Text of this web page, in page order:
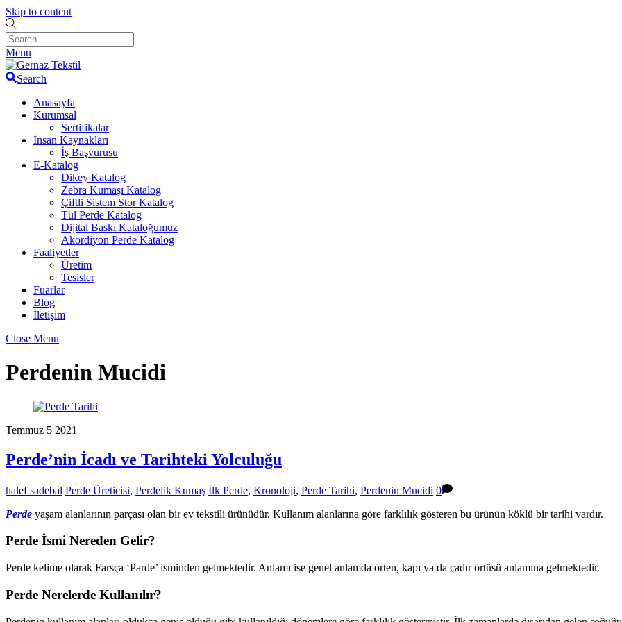
Skip to content
Menu
Search
Anasayfa
Kurumsal
Sertifikalar
İnsan Kaynakları
İş Başvurusu
E-Katalog
Dikey Katalog
Zebra Kumaşı Katalog
Çiftli Sistem Stor Katalog
Tül Perde Katalog
Dijital Baskı Kataloğumuz
Akordiyon Perde Katalog
Faaliyetler
Üretim
Tesisler
Fuarlar
Blog
İletişim
Close Menu
Perdenin Mucidi
Temmuz 5 2021
Perde’nin İcadı ve Tarihteki Yolculuğu
halef sadebal Perde Üreticisi, Perdelik Kumaş İlk Perde, Kronoloji, Perde Tarihi, Perdenin Mucidi 0
Perde yaşam alanlarının parçası olan bir ev tekstili ürünüdür. Kullanım alanlarına göre farklılık gösteren bu ürünün köklü bir tarihi vardır.
Perde İsmi Nereden Gelir?
Perde kelime olarak Farsça ‘Parde’ isminden gelmektedir. Anlamı ise genel anlamda örten, kapı ya da çadır örtüsü anlamına gelmektedir.
Perde Nerelerde Kullanılır?